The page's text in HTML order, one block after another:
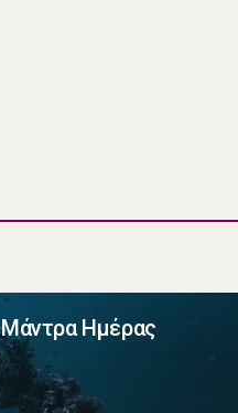
Μάντρα Ημέρας